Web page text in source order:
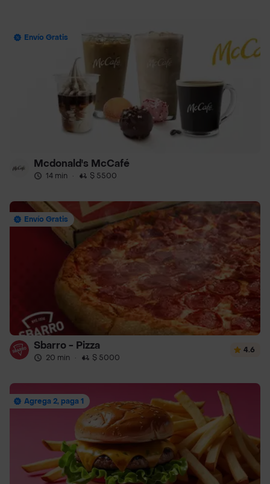
Envío Gratis
Mcdonald's McCafé
14 min · $ 5500
Envío Gratis
Sbarro - Pizza
20 min · $ 5000
4.6
Agrega 2, paga 1